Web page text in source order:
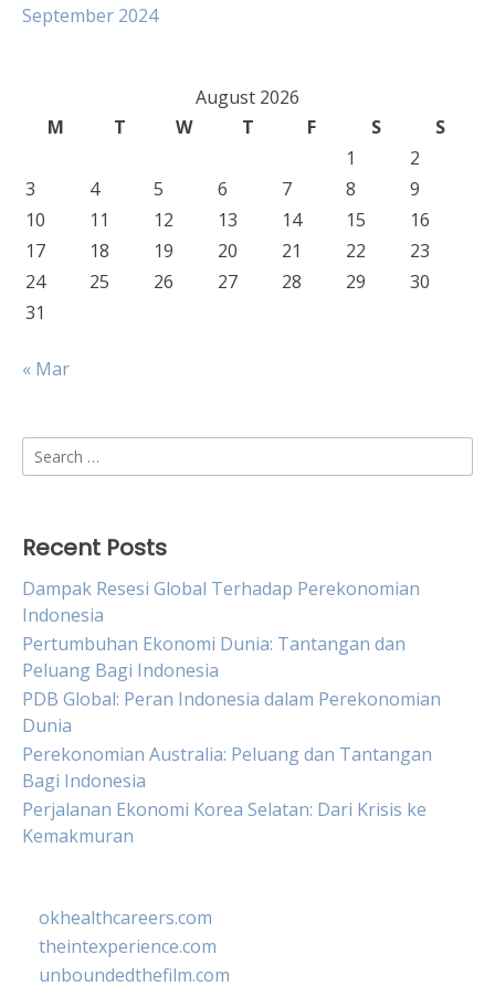
September 2024
August 2026
M
T W T F S
S
1
2
3
4 5 6 7 8
9
10
11 12 13 14 15
16
17
18 19 20 21 22
23
24
25 26 27 28 29
30
31
« Mar
Search
for:
Recent Posts
Dampak Resesi Global Terhadap Perekonomian
Indonesia
Pertumbuhan Ekonomi Dunia: Tantangan dan
Peluang Bagi Indonesia
PDB Global: Peran Indonesia dalam Perekonomian
Dunia
Perekonomian Australia: Peluang dan Tantangan
Bagi Indonesia
Perjalanan Ekonomi Korea Selatan: Dari Krisis ke
Kemakmuran
okhealthcareers.com
theintexperience.com
unboundedthefilm.com